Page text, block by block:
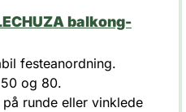
balkong-
festeanordning.
og 80.
runde eller vinklede